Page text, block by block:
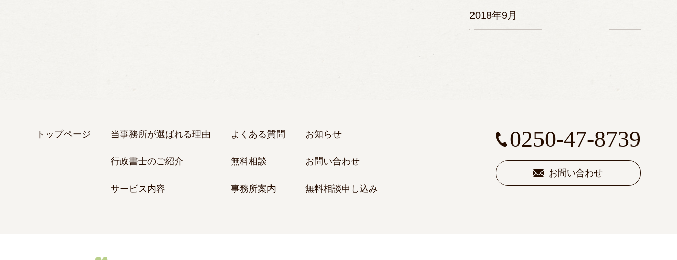
2018年9月
0250-47-8739
お問い合わせ
トップページ 当事務所が選ばれる理由
行政書士のご紹介
サービス内容
よくある質問
無料相談
事務所案内
お知らせ
お問い合わせ
無料相談申し込み